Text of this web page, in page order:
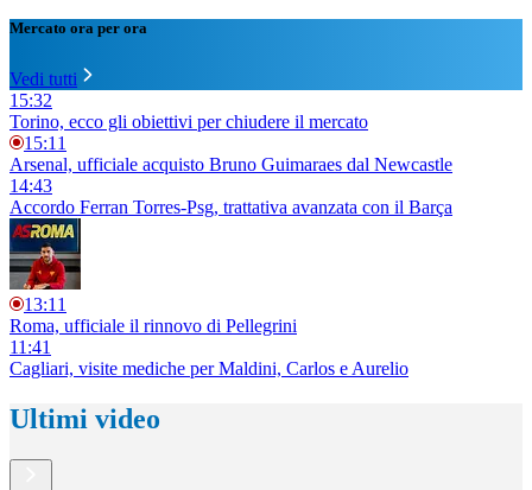
Mercato ora per ora
Vedi tutti
15:32
Torino, ecco gli obiettivi per chiudere il mercato
15:11
Arsenal, ufficiale acquisto Bruno Guimaraes dal Newcastle
14:43
Accordo Ferran Torres-Psg, trattativa avanzata con il Barça
13:11
Roma, ufficiale il rinnovo di Pellegrini
11:41
Cagliari, visite mediche per Maldini, Carlos e Aurelio
Ultimi video